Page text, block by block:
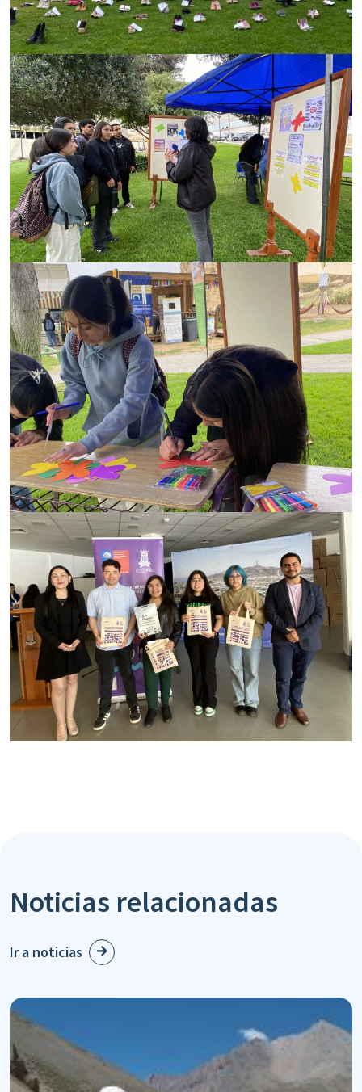
Noticias relacionadas
Ir a noticias